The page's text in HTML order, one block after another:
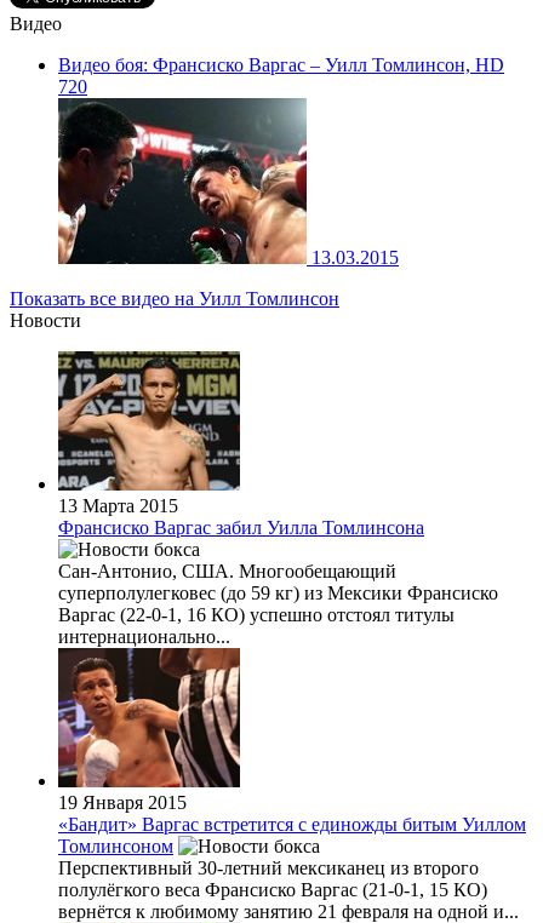
Видео
Видео боя: Франсиско Варгас – Уилл Томлинсон, HD
720
13.03.2015
Показать все видео на Уилл Томлинсон
Новости
13 Марта 2015
Франсиско Варгас забил Уилла Томлинсона
Сан-Антонио, США. Многообещающий
суперполулегковес (до 59 кг) из Мексики Франсиско
Варгас (22-0-1, 16 КО) успешно отстоял титулы
интернационально...
19 Января 2015
«Бандит» Варгас встретится с единожды битым Уиллом
Томлинсоном
Перспективный 30-летний мексиканец из второго
полулёгкого веса Франсиско Варгас (21-0-1, 15 КО)
вернётся к любимому занятию 21 февраля на одной и...